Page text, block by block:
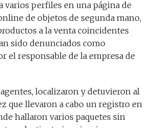
varios perfiles en una página de
de objetos de segunda mano,
a la venta coincidentes
sido denunciados como
el responsable de la empresa de
agentes, localizaron y detuvieron al
que llevaron a cabo un registro en
hallaron varios paquetes sin